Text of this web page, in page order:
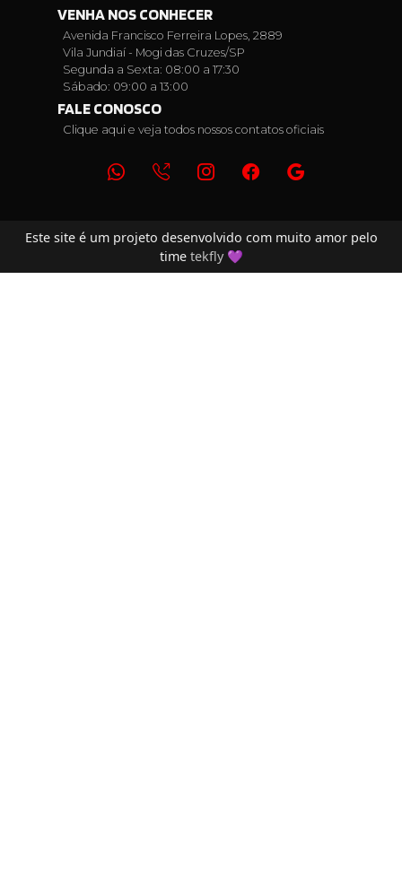
VENHA NOS CONHECER
Avenida Francisco Ferreira Lopes, 2889
Vila Jundiaí - Mogi das Cruzes/SP
Segunda a Sexta: 08:00 a 17:30
Sábado: 09:00 a 13:00
FALE CONOSCO
Clique aqui e veja todos nossos contatos oficiais
Este site é um projeto desenvolvido com muito amor pelo
time tekfly💜